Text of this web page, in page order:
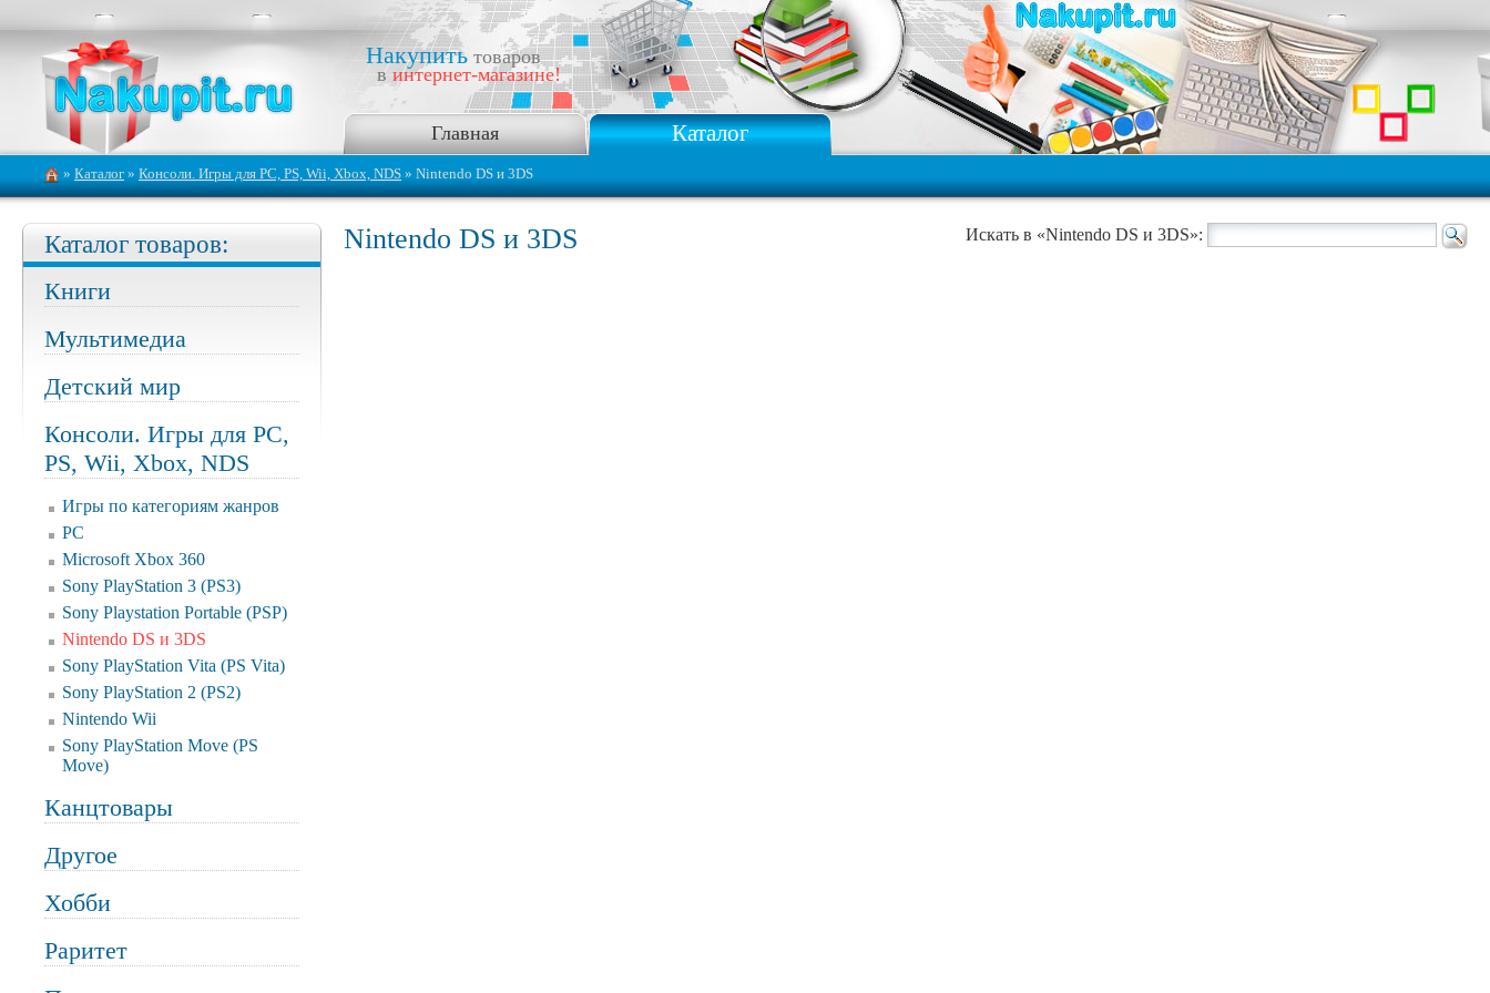
Накупить товаров
в интернет-магазине!
Главная Каталог
» Каталог » Консоли. Игры для PC, PS, Wii, Xbox, NDS » Nintendo DS и 3DS
Каталог товаров:
Книги
Мультимедиа
Детский мир
Консоли. Игры для PC,
PS, Wii, Xbox, NDS
Игры по категориям жанров
PC
Microsoft Xbox 360
Sony PlayStation 3 (PS3)
Sony Playstation Portable (PSP)
Nintendo DS и 3DS
Sony PlayStation Vita (PS Vita)
Sony PlayStation 2 (PS2)
Nintendo Wii
Sony PlayStation Move (PS
Move)
Канцтовары
Другое
Хобби
Раритет
Искать в «Nintendo DS и 3DS»:
Nintendo DS и 3DS